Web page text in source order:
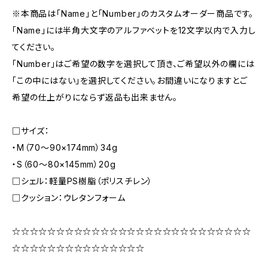
※本商品は「Name」と「Number」のカスタムオーダー商品です。
「Name」には半角大文字のアルファベットを12文字以内で入力し
てください。
「Number」はご希望の数字を選択して頂き、ご希望以外の欄には
「この中にはない」を選択してください。お間違いになりますとご
希望の仕上がりにならず返品も出来ません。
□サイズ：
・M（70〜90×174mm）34g
・S（60〜80×145mm）20g
□シェル：軽量PS樹脂（ポリスチレン）
□クッション：ウレタンフォーム
☆☆☆☆☆☆☆☆☆☆☆☆☆☆☆☆☆☆☆☆☆☆☆☆☆☆☆
☆☆☆☆☆☆☆☆☆☆☆☆☆☆☆